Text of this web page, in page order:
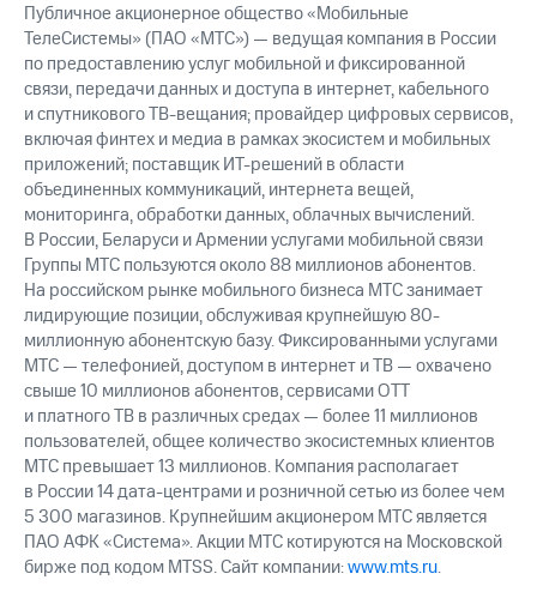
Публичное акционерное общество «Мобильные
ТелеСистемы» (ПАО «МТС») — ведущая компания в России
по предоставлению услуг мобильной и фиксированной
связи, передачи данных и доступа в интернет, кабельного
и спутникового ТВ-вещания; провайдер цифровых сервисов,
включая финтех и медиа в рамках экосистем и мобильных
приложений; поставщик ИТ-решений в области
объединенных коммуникаций, интернета вещей,
мониторинга, обработки данных, облачных вычислений.
В России, Беларуси и Армении услугами мобильной связи
Группы МТС пользуются около 88 миллионов абонентов.
На российском рынке мобильного бизнеса МТС занимает
лидирующие позиции, обслуживая крупнейшую 80-
миллионную абонентскую базу. Фиксированными услугами
МТС — телефонией, доступом в интернет и ТВ — охвачено
свыше 10 миллионов абонентов, сервисами OTT
и платного ТВ в различных средах — более 11 миллионов
пользователей, общее количество экосистемных клиентов
МТС превышает 13 миллионов. Компания располагает
в России 14 дата-центрами и розничной сетью из более чем
5 300 магазинов. Крупнейшим акционером МТС является
ПАО АФК «Система». Акции МТС котируются на Московской
бирже под кодом MTSS. Сайт компании:www.mts.ru.